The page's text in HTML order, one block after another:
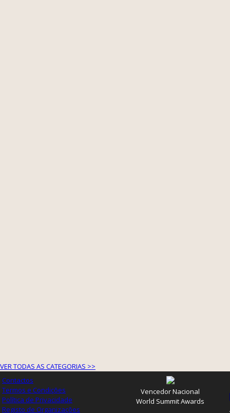
VER TODAS AS CATEGORIAS >>
Contactos
Termos e Condições
Política de Privacidade
Registo de Organizações
Vencedor Nacional
World Summit Awards